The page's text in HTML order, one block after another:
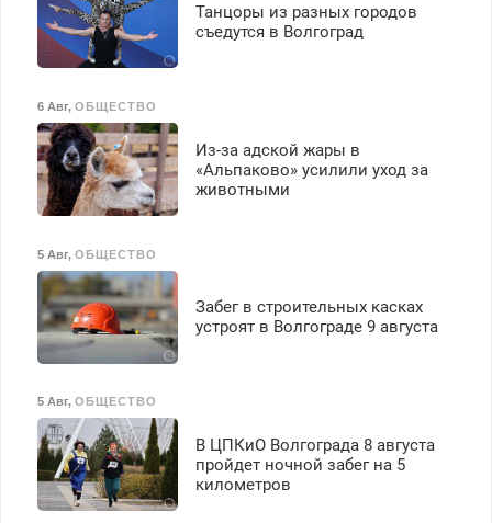
Танцоры из разных городов
съедутся в Волгоград
6 Авг, ОБЩЕСТВО
Из-за адской жары в
«Альпаково» усилили уход за
животными
5 Авг, ОБЩЕСТВО
Забег в строительных касках
устроят в Волгограде 9 августа
5 Авг, ОБЩЕСТВО
В ЦПКиО Волгограда 8 августа
пройдет ночной забег на 5
километров